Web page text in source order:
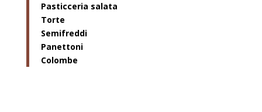
Pasticceria salata
Torte
Semifreddi
Panettoni
Colombe